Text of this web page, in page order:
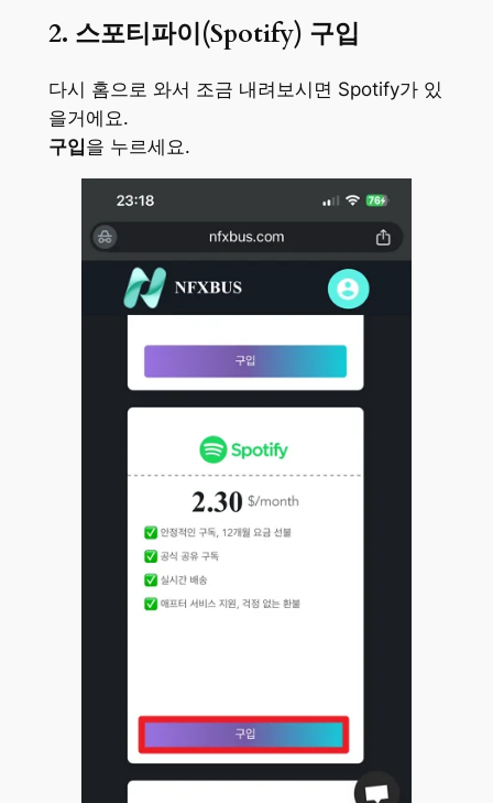
2. 스포티파이(Spotify) 구입
다시 홈으로 와서 조금 내려보시면 Spotify가 있
을거에요.
구입을 누르세요.